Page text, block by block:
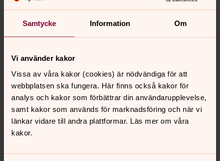
Samtycke Information Om
Vi använder kakor
Vissa av våra kakor (cookies) är nödvändiga för att
webbplatsen ska fungera. Här finns också kakor för
analys och kakor som förbättrar din användarupplevelse,
samt kakor som används för marknadsföring och när vi
länkar vidare till andra plattformar. Läs mer om våra
kakor.
En diakon ska uppsöka, hjälpa och stödja dem som är
i kroppslig och själslig nöd
En diakon ska vara ett barmhärtighetens tecken
En diakon ska stå på de förtrycktas sida
En diakon ska uppmuntra och frigöra till det som är
gott
Diakoner i Näsets pastorat
I Näsets pastorat arbetar följande diakoner:
Christina Dongas: